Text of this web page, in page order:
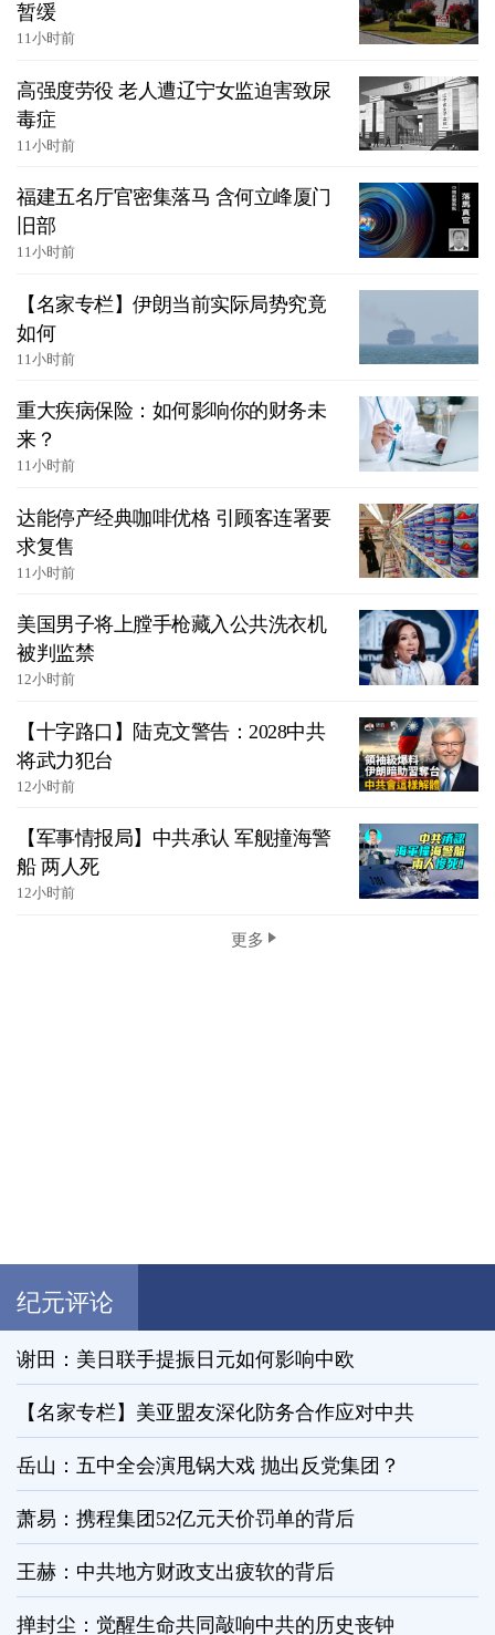
暂缓
11小时前
高强度劳役 老人遭辽宁女监迫害致尿
毒症
11小时前
福建五名厅官密集落马 含何立峰厦门
旧部
11小时前
【名家专栏】伊朗当前实际局势究竟
如何
11小时前
重大疾病保险：如何影响你的财务未
来？
11小时前
达能停产经典咖啡优格 引顾客连署要
求复售
11小时前
美国男子将上膛手枪藏入公共洗衣机
被判监禁
12小时前
【十字路口】陆克文警告：2028中共
将武力犯台
12小时前
【军事情报局】中共承认 军舰撞海警
船 两人死
12小时前
更多
纪元评论
谢田：美日联手提振日元如何影响中欧
【名家专栏】美亚盟友深化防务合作应对中共
岳山：五中全会演甩锅大戏 抛出反党集团？
萧易：携程集团52亿元天价罚单的背后
王赫：中共地方财政支出疲软的背后
掸封尘：觉醒生命共同敲响中共的历史丧钟